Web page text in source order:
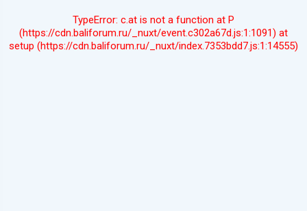
TypeError: c.at is not a function at P
(https://cdn.baliforum.ru/_nuxt/event.c302a67d.js:1:1091) at
setup (https://cdn.baliforum.ru/_nuxt/index.7353bdd7.js:1:14555)